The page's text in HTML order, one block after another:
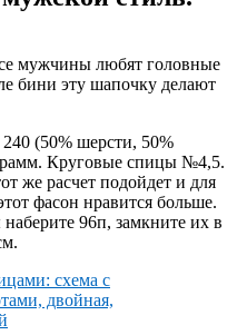
мужчины любят головные
бини эту шапочку делают
(50% шерсти, 50%
Круговые спицы №4,5.
же расчет подойдет и для
фасон нравится больше.
96п, замкните их в